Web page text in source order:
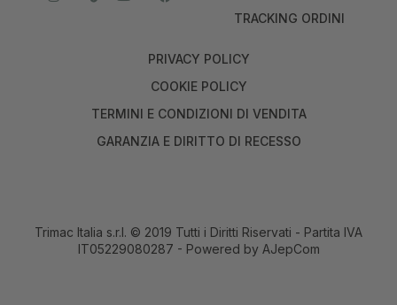
TRACKING ORDINI
PRIVACY POLICY
COOKIE POLICY
TERMINI E CONDIZIONI DI VENDITA
GARANZIA E DIRITTO DI RECESSO
Trimac Italia s.r.l. © 2019 Tutti i Diritti Riservati - Partita IVA
IT05229080287 - Powered by AJepCom